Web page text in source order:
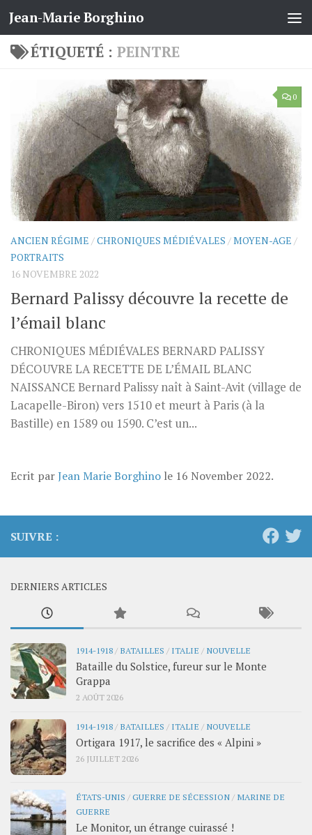
Skip to content
Jean-Marie Borghino
ÉTIQUETÉ : PEINTRE
0
ANCIEN RÉGIME /CHRONIQUES MÉDIÉVALES /MOYEN-AGE /
PORTRAITS
16 NOVEMBRE 2022
Bernard Palissy découvre la recette de
l’émail blanc
CHRONIQUES MÉDIÉVALES BERNARD PALISSY
DÉCOUVRE LA RECETTE DE L’ÉMAIL BLANC
NAISSANCE Bernard Palissy naît à Saint-Avit (village de
Lacapelle-Biron) vers 1510 et meurt à Paris (à la
Bastille) en 1589 ou 1590. C’est un...
Ecrit parJean Marie Borghino le 16 November 2022.
SUIVRE :
DERNIERS ARTICLES
1914-1918 / BATAILLES / ITALIE / NOUVELLE
Bataille du Solstice, fureur sur le Monte
Grappa
2 AOÛT 2026
1914-1918 / BATAILLES / ITALIE / NOUVELLE
Ortigara 1917, le sacrifice des « Alpini »
26 JUILLET 2026
ÉTATS-UNIS /GUERRE DE SÉCESSION / MARINE DE
GUERRE
Le Monitor, un étrange cuirassé !